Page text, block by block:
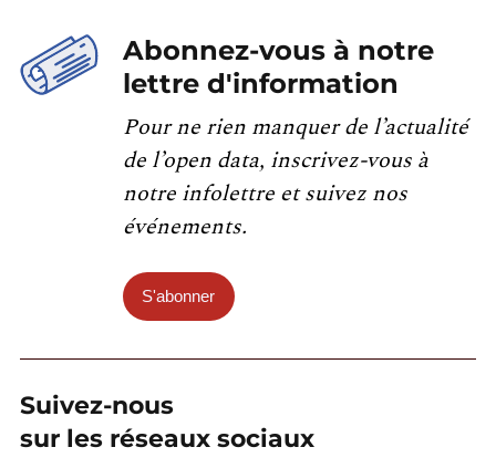
Abonnez-vous à notre
lettre d'information
Pour ne rien manquer de l’actualité
de l’open data, inscrivez-vous à
notre infolettre et suivez nos
événements.
S'abonner
Suivez-nous
sur les réseaux sociaux